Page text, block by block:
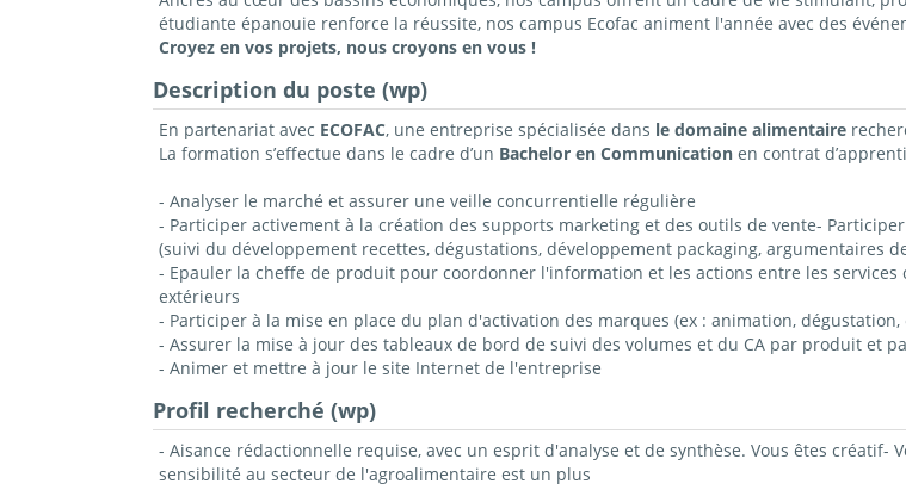
étudiante épanouie renforce la réussite, nos campus Ecofac animent l'année avec des
Croyez en vos projets, nous croyons en vous !
Description du poste (wp)
En partenariat avec ECOFAC, une entreprise spécialisée dans le domaine alimentaire
La formation s’effectue dans le cadre d’un Bachelor en Communication en contrat
- Analyser le marché et assurer une veille concurrentielle régulière
- Participer activement à la création des supports marketing et des outils de vente-
(suivi du développement recettes, dégustations, développement packaging, argumentaires
- Epauler la cheffe de produit pour coordonner l'information et les actions entre les
extérieurs
- Participer à la mise en place du plan d'activation des marques (ex : animation,
- Assurer la mise à jour des tableaux de bord de suivi des volumes et du CA par produit et
- Animer et mettre à jour le site Internet de l'entreprise
Profil recherché (wp)
- Aisance rédactionnelle requise, avec un esprit d'analyse et de synthèse. Vous êtes créatif-
sensibilité au secteur de l'agroalimentaire est un plus